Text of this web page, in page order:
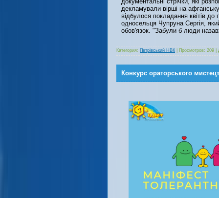
декламували вірші на
відбулося покладання квітів
односельця Чупруна Сергія,
обов'язок. "Забули б люди
Категория: Петрівський НВК Просмотров: 209
Конкурс ораторського